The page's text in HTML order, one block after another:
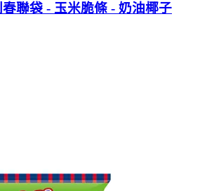
聯袋 - 玉米脆條 - 奶油椰子